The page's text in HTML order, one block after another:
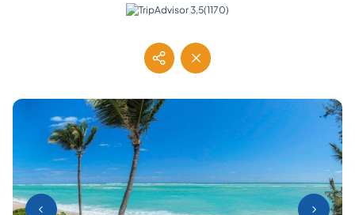
(1170)